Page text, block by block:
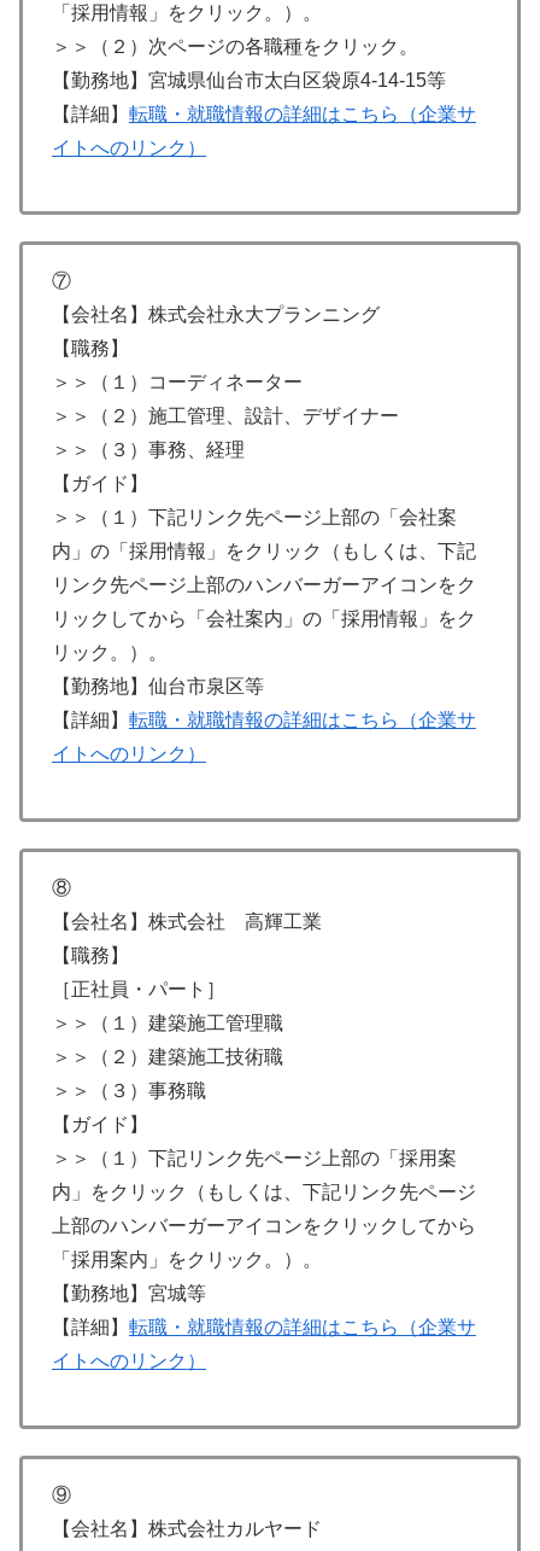
「採用情報」をクリック。）。
＞＞（２）次ページの各職種をクリック。
【勤務地】宮城県仙台市太⽩区袋原4-14-15等
【詳細】 転職・就職情報の詳細はこちら（企業サ
イトへのリンク）
⑦
【会社名】株式会社永大プランニング
【職務】
＞＞（１）コーディネーター
＞＞（２）施工管理、設計、デザイナー
＞＞（３）事務、経理
【ガイド】
＞＞（１）下記リンク先ページ上部の「会社案
内」の「採用情報」をクリック（もしくは、下記
リンク先ページ上部のハンバーガーアイコンをク
リックしてから「会社案内」の「採用情報」をク
リック。）。
【勤務地】仙台市泉区等
【詳細】 転職・就職情報の詳細はこちら（企業サ
イトへのリンク）
⑧
【会社名】株式会社 高輝工業
【職務】
［正社員・パート］
＞＞（１）建築施工管理職
＞＞（２）建築施工技術職
＞＞（３）事務職
【ガイド】
＞＞（１）下記リンク先ページ上部の「採用案
内」をクリック（もしくは、下記リンク先ページ
上部のハンバーガーアイコンをクリックしてから
「採用案内」をクリック。）。
【勤務地】宮城等
【詳細】 転職・就職情報の詳細はこちら（企業サ
イトへのリンク）
⑨
【会社名】株式会社カルヤード